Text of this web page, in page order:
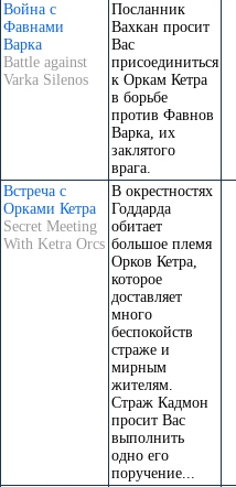
Война с
Фавнами
Варка
Battle against
Varka Silenos
Посланник
Вахкан просит
Вас
присоединиться
к Оркам Кетра
в борьбе
против Фавнов
Варка, их
заклятого
врага.
Встреча с
Орками Кетра
Secret Meeting
With Ketra Orcs
В окрестностях
Годдарда
обитает
большое племя
Орков Кетра,
которое
доставляет
много
беспокойств
страже и
мирным
жителям.
Страж Кадмон
просит Вас
выполнить
одно его
поручение...